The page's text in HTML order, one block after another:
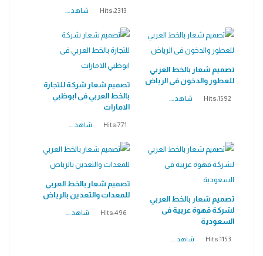
Hits:2313 شاهد ....
تصميم شعار شركة للتجارة
بالخط العربي فى ابوظبي
الامارات
Hits:771 شاهد ....
تصميم شعار بالخط العربي
للعطور والدخون فى الرياض
Hits:1592 شاهد ....
تصميم شعار بالخط العربي
للمعدات والتعدين بالرياض
Hits:496 شاهد ....
تصميم شعار بالخط العربي
لشركة قهوة عربية فى
السعودية
Hits:1153 شاهد ....